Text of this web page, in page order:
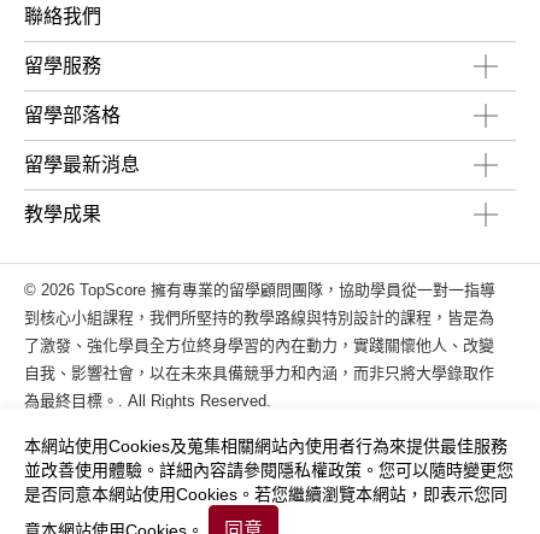
聯絡我們
留學服務
留學部落格
留學最新消息
教學成果
© 2026 TopScore 擁有專業的留學顧問團隊，協助學員從一對一指導
到核心小組課程，我們所堅持的教學路線與特別設計的課程，皆是為
了激發、強化學員全方位終身學習的內在動力，實踐關懷他人、改變
自我、影響社會，以在未來具備競爭力和內涵，而非只將大學錄取作
為最終目標。. All Rights Reserved.
Designed byGTMC Taiwan Products
B2BManufactures
Market Prospects
本網站使用Cookies及蒐集相關網站內使用者行為來提供最佳服務
並改善使用體驗。詳細內容請參閱 隱私權政策 。您可以隨時變更您
是否同意本網站使用Cookies。若您繼續瀏覽本網站，即表示您同
同意